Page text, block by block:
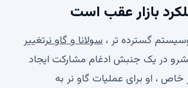
بازار عقب است
گسترده تر ، سولانا و گاو نرتغییر
در یک جنبش ادغام مشارکت ایجاد
، او برای عملیات گاو نر به